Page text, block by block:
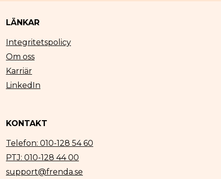
LÄNKAR
Integritetspolicy
Om oss
Karriär
LinkedIn
KONTAKT
Telefon: 010-128 54 60
PTJ: 010-128 44 00
support@frenda.se